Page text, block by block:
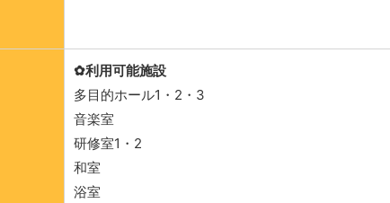
✿利用可能施設
多目的ホール1・2・3
音楽室
研修室1・2
和室
浴室